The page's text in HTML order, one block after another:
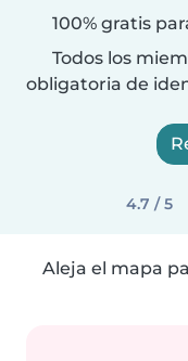
100% gratis
Todos los
obligatoria de
4.7 / 5
Aleja el mapa